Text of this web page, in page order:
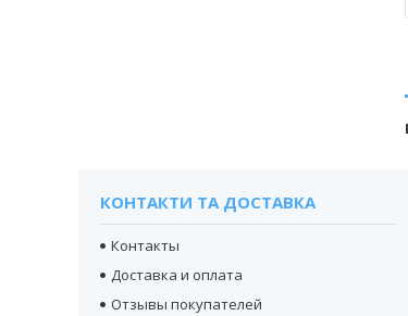
КОНТАКТИ ТА ДОСТАВКА
Контакты
Доставка и оплата
Отзывы покупателей